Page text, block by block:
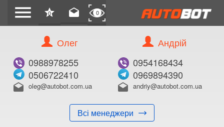
menu star
0 drafts 0
Олег
0988978255
0506722410
drafts oleg@autobot.com.ua
Всі менеджери
Андрій
0954168434
0969894390
drafts andriy@autobot.com.ua
КУПИТИ